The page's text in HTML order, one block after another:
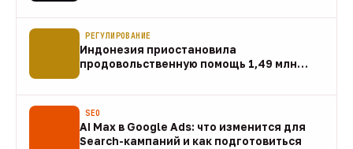
РЕГУЛИРОВАНИЕ
Индонезия приостановила
продовольственную помощь 1,49 млн
SEO
AI Max в Google Ads: что изменится для
Search-кампаний и как подготовиться